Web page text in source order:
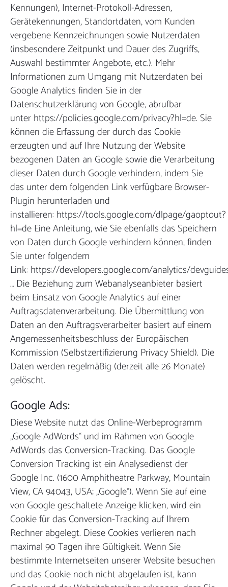
Kennungen), Internet-Protokoll-Adressen,
Gerätekennungen, Standortdaten, vom Kunden
vergebene Kennzeichnungen sowie Nutzerdaten
(insbesondere Zeitpunkt und Dauer des Zugriffs,
Auswahl bestimmter Angebote, etc.). Mehr
Informationen zum Umgang mit Nutzerdaten bei
Google Analytics finden Sie in der
Datenschutzerklärung von Google, abrufbar
unter https://policies.google.com/privacy?hl=de. Sie
können die Erfassung der durch das Cookie
erzeugten und auf Ihre Nutzung der Website
bezogenen Daten an Google sowie die Verarbeitung
dieser Daten durch Google verhindern, indem Sie
das unter dem folgenden Link verfügbare Browser-
Plugin herunterladen und
installieren: https://tools.google.com/dlpage/gaoptout?
hl=de Eine Anleitung, wie Sie ebenfalls das Speichern
von Daten durch Google verhindern können, finden
Sie unter folgendem
Link: https://developers.google.com/analytics/
… Die Beziehung zum Webanalyseanbieter basiert
beim Einsatz von Google Analytics auf einer
Auftragsdatenverarbeitung. Die Übermittlung von
Daten an den Auftragsverarbeiter basiert auf einem
Angemessenheitsbeschluss der Europäischen
Kommission (Selbstzertifizierung Privacy Shield). Die
Daten werden regelmäßig (derzeit alle 26 Monate)
gelöscht.
Google Ads:
Diese Website nutzt das Online-Werbeprogramm
„Google AdWords“ und im Rahmen von Google
AdWords das Conversion-Tracking. Das Google
Conversion Tracking ist ein Analysedienst der
Google Inc. (1600 Amphitheatre Parkway, Mountain
View, CA 94043, USA; „Google“). Wenn Sie auf eine
von Google geschaltete Anzeige klicken, wird ein
Cookie für das Conversion-Tracking auf Ihrem
Rechner abgelegt. Diese Cookies verlieren nach
maximal 90 Tagen ihre Gültigkeit. Wenn Sie
bestimmte Internetseiten unserer Website besuchen
und das Cookie noch nicht abgelaufen ist, kann